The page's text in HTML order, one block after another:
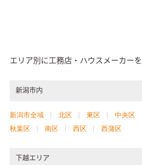
エリア別に工務店・ハウスメーカー
新潟市内
新潟市全域 北区 東区 中央区
秋葉区
南区 西区 西蒲区
下越エリア